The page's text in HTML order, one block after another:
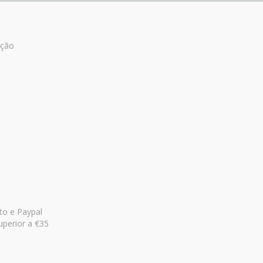
e Paypal
a €35